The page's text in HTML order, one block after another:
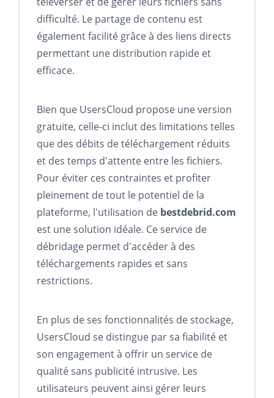
difficulté. Le partage de contenu est
également facilité grâce à des liens directs
permettant une distribution rapide et
efficace.
Bien que UsersCloud propose une version
gratuite, celle-ci inclut des limitations telles
que des débits de téléchargement réduits
et des temps d'attente entre les fichiers.
Pour éviter ces contraintes et profiter
pleinement de tout le potentiel de la
plateforme, l'utilisation de bestdebrid.com
est une solution idéale. Ce service de
débridage permet d'accéder à des
téléchargements rapides et sans
restrictions.
En plus de ses fonctionnalités de stockage,
UsersCloud se distingue par sa fiabilité et
son engagement à offrir un service de
qualité sans publicité intrusive. Les
utilisateurs peuvent ainsi gérer leurs